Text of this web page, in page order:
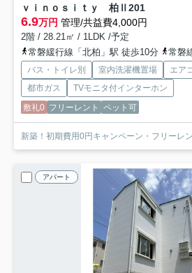
ｖｉｎｏｓｉｔｙ 柏Ⅱ 201
6.9万円 管理/共益費4,000円
2階 / 28.21㎡ / 1LDK /予定
常磐緩行線「北柏」駅 徒歩10分
常磐
バス・トイレ別 室内洗濯機置場 エア
都市ガス
TVモニタ付インターホン
敷礼0 フリーレント ペット可
新築！初期費用0円キャンペーン・フリーレ
アパート